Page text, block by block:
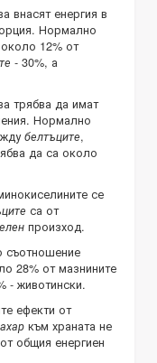
внасят енергия в
Нормално
12% от
- 30%, а
трябва да имат
Нормално
белтъците,
да са около
се
са от
произход.
съотношение
28% от мазнините
- животински.
ефекти от
към храната не
общия енергиен